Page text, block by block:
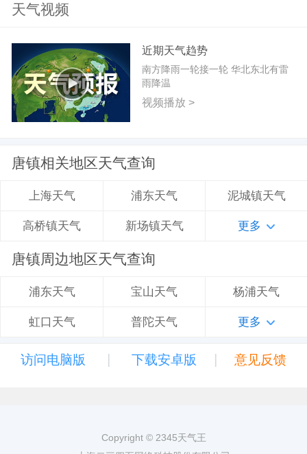
天气视频
近期天气趋势
南方降雨一轮接一轮 华北东北有雷
雨降温
视频播放 >
唐镇相关地区天气查询
上海天气 浦东天气 泥城镇天气
高桥镇天气 新场镇天气 更多
唐镇周边地区天气查询
浦东天气 宝山天气 杨浦天气
虹口天气 普陀天气 更多
访问电脑版 | 下载安卓版 | 意见反馈
Copyright © 2345天气王